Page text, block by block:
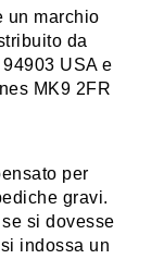
un marchio
da
USA e
MK9 2FR
per
gravi.
si dovesse
indossa un